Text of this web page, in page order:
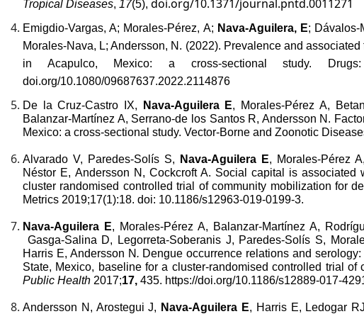
Tropical Diseases, 17(5), doi.org/10.1371/journal.pntd.0011271
Emigdio-Vargas, A; Morales-Pérez, A; Nava-Aguilera, E; Dávalos-
Morales-Nava, L; Andersson, N. (2022). Prevalence and
in Acapulco, Mexico: a cross-sectional study.
doi.org/10.1080/09687637.2022.2114876
De la Cruz-Castro IX,
Nava-Aguilera E, Morales-Pérez A,
Balanzar-Martínez A, Serrano-de los Santos R, Andersson N.
Mexico: a cross-sectional study. Vector-Borne and Zoonotic
Alvarado V, Paredes-Solís S, Nava-Aguilera E, Morales-Pérez
Néstor E, Andersson N, Cockcroft A. Social capital is
cluster randomised controlled trial of community mobilization for
Metrics 2019;17(1):18. doi: 10.1186/s12963-019-0199-3.
Nava-Aguilera E, Morales-Pérez A, Balanzar-Martínez A,
Gasga-Salina D, Legorreta-Soberanis J, Paredes-Solís S,
Harris E, Andersson N. Dengue occurrence relations and
State, Mexico, baseline for a cluster-randomised controlled trial
Public Health 2017;17, 435. https://doi.org/10.1186/s12889-017-
Andersson N, Arostegui J, Nava-Aguilera E, Harris E, Ledogar